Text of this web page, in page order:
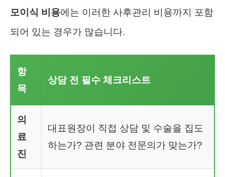
모이식 비용에는 이러한 사후관리 비용까지 포함
되어 있는 경우가 많습니다.
항
목
상담 전 필수 체크리스트
의
료
진
대표원장이 직접 상담 및 수술을 집도
하는가? 관련 분야 전문의가 맞는가?